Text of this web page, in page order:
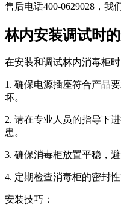
售后电话400-0629028，我
林内安装调试时
在安装和调试林内消毒柜
1. 确保电源插座符合产品
坏。
2. 请在专业人员的指导下
患。
3. 确保消毒柜放置平稳，
4. 定期检查消毒柜的密封
安装技巧：